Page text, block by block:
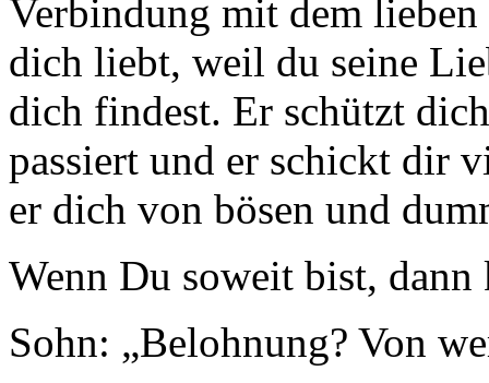
Verbindung mit dem
dich liebt, weil du seine
dich findest. Er schützt
passiert und er schickt dir
er dich von bösen und
Wenn Du soweit bist,
Sohn: „Belohnung? Von